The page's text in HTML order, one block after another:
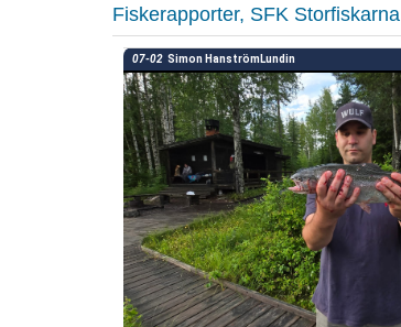
Fiskerapporter, SFK Storfiskarna
07-02 Simon HanströmLundin